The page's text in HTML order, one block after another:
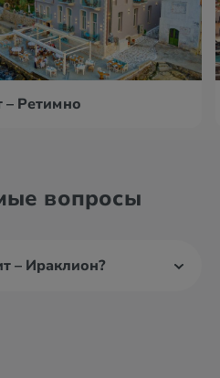
– Ретимно
вопросы
– Ираклион?